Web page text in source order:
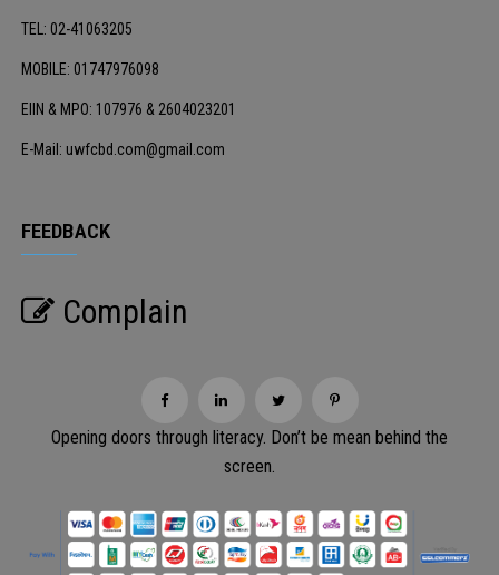
TEL: 02-41063205
MOBILE: 01747976098
EIIN & MPO: 107976 & 2604023201
E-Mail: uwfcbd.com@gmail.com
FEEDBACK
Complain
Opening doors through literacy. Don’t be mean behind the
screen.